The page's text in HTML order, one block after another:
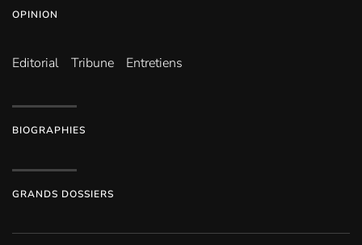
OPINION
Editorial Tribune Entretiens
BIOGRAPHIES
GRANDS DOSSIERS